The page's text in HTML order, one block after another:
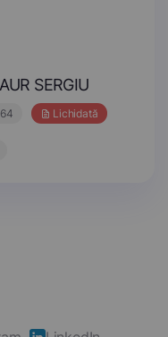
SERGIU
Lichidată